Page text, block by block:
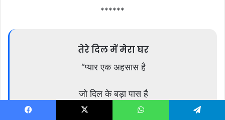
******
तेरे दिल में मेरा घर
“प्यार एक अहसास है
जो दिल के बड़ा पास है